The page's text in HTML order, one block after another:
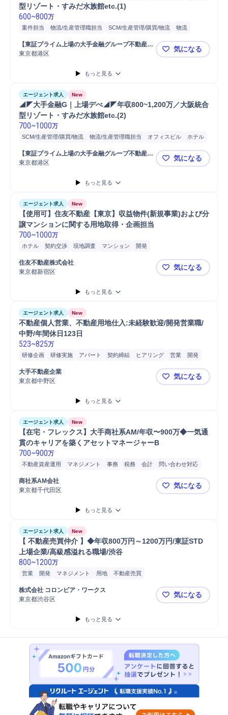
型リゾート・すみだ水族館etc.(1)
600~800万
案件担当 物流/生産管理職担当 SCM/生産管理/購買/物流
物流
ホテル
商業施設 オフィスビル 物流施設
用地
法人営業
コンサルティング業務
【東証プライム上場の大手金融グループ不動産会
社】
東京都港区 ◢◤大手金
気になる
もっと見る
エージェント求人 New
◢◤大手金融G｜上場デべ◢◤年収800~1,200万／大阪統合
型リゾート・すみだ水族館etc.(2)
700~1000万
SCM/生産管理/購買/物流 物流/生産管理職担当 オフィスビル
ホテル
物流
商業施設 開発 案件担当 物流施設 用地
用地仕入れ
【東証プライム上場の大手金融グループ不動産会
社】
東京都港区 ◢◤大手金
気になる
もっと見る
エージェント求人 New
【使用可】住友不動産【東京】収益物件(新規事業)および分
譲マンションに関する用地取得・企画担当
700~1000万
ホテル 契約交渉 現地調査 マンション
開発
コンサルティング業務
住友不動産株式会社
東京都新宿区
【使用可】
気になる
もっと見る
エージェント求人 New
不動産個人営業、不動産用地仕入:未経験歓迎/開発営業職/
中野/年間休日123日
523~825万
研修企画 研修実施 アパート 契約締結 ヒアリング 営業
開発
用地
商談 提案
自動車運転
大手不動産企業
東京都中野区
不動産個人
気になる
もっと見る
エージェント求人 New
【在宅・フレックス】大手商社系AM/年収〜900万◆一気通
貫のキャリアを築くアセットマネージャーB
700~900万
不動産資産運用 マネジメント 事務 税務 会計
問い合わせ対応
レポーティング
不動産証券化
プロパティマネジメント
商社系AM会社
東京都千代田区
【在宅・フ
気になる
もっと見る
エージェント求人 New
【 不動産売買仲介 】◆年収800万円～1200万円/東証STD
上場企業/高級感溢れる職場/渋谷
800~1200万
営業 開発 マネジメント 用地 不動産売買
株式会社 コロンビア・ワークス
東京都渋谷区
【 不動産
気になる
もっと見る